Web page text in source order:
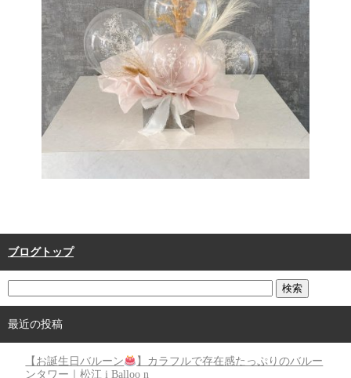
ブログトップ
最近の投稿
【お誕生日バルーン
】カラフルで存在感たっぷりのバルー
ンタワー｜松江 i Balloo n